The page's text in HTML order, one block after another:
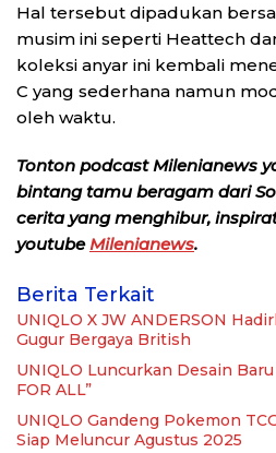
Hal tersebut dipadukan
musim ini seperti Heattech
koleksi anyar ini kembali
C yang sederhana namun
oleh waktu.
Tonton podcast Milenianews
bintang tamu beragam dari
cerita yang menghibur,
youtubeMilenianews.
Berita Terkait
UNIQLO X JW ANDERSON
Gugur Bergaya British
UNIQLO Luncurkan Desain
FOR ALL”
UNIQLO Gandeng Pokemon
Siap Meluncur Agustus 2025